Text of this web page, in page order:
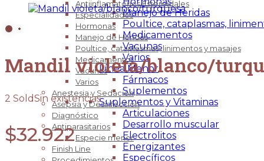
Manejo de Heridas
Poultice, cataplasmas,
Medicamentos
Vacunas
Varios
Línea Menor
Fármacos
Suplementos
Suplementos y Vitaminas
Articulaciones
Desarrollo muscular
Electrolitos
Energizantes
Específicos
Antiinflamatorios Esteroidales
Especialidades
Hormonas
Manejo de Heridas
Poultice, cataplasmas, linimentos y masajes
Medicamentos
Vacunas
Varios
Anestesia y Sedación
Asepsia y Desinfección
Diagnóstico
Antiparasitarios
Especie menor
Finish Line
Mandil violeta/blanco/
2 SoldSin existencias
$32.922